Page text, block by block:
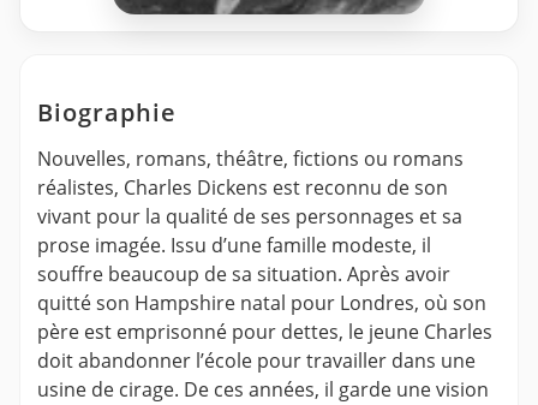
Biographie
Nouvelles, romans, théâtre, fictions ou romans
réalistes, Charles Dickens est reconnu de son
vivant pour la qualité de ses personnages et sa
prose imagée. Issu d’une famille modeste, il
souffre beaucoup de sa situation. Après avoir
quitté son Hampshire natal pour Londres, où son
père est emprisonné pour dettes, le jeune Charles
doit abandonner l’école pour travailler dans une
usine de cirage. De ces années, il garde une vision